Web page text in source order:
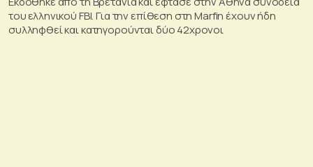
του ελληνικού FBI. Για την επίθεση στη Marfin έχουν ήδη
συλληφθεί και κατηγορούνται δύο 42χρονοι